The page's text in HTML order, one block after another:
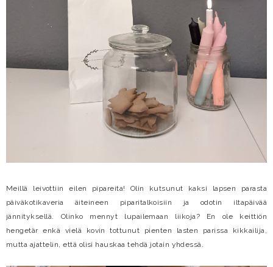
Meillä leivottiin eilen pipareita! Olin kutsunut kaksi lapsen parasta
päiväkotikaveria äiteineen piparitalkoisiin ja odotin iltapäivää
jännityksellä. Olinko mennyt lupailemaan liikoja? En ole keittiön
hengetär enkä vielä kovin tottunut pienten lasten parissa kikkailija,
mutta ajattelin, että olisi hauskaa tehdä jotain yhdessä.